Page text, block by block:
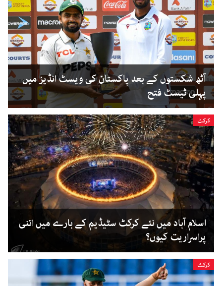
آٹھ شکستوں کے بعد پاکستان کی ویسٹ انڈیز میں
پہلی ٹیسٹ فتح
کرکٹ
اسلام آباد میں نئے کرکٹ سٹیڈیم کے بارے میں اتنی
پراسراریت کیوں؟
کرکٹ